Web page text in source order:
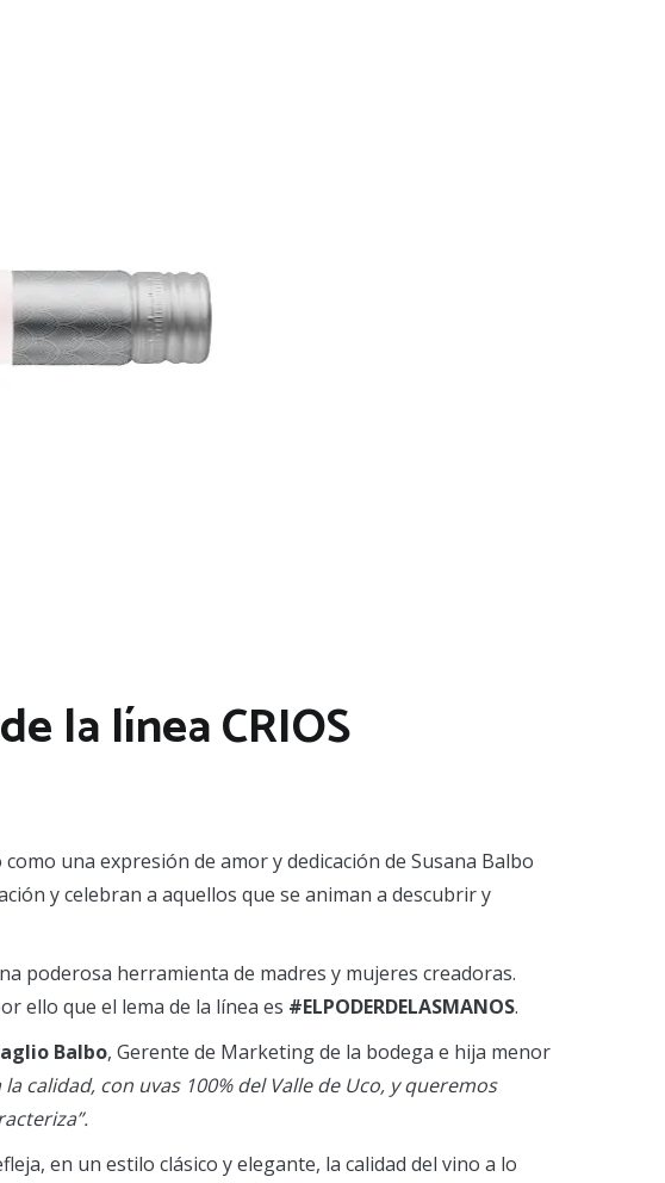
la línea CRIOS
una expresión de amor y dedicación de Susana Balbo
y celebran a aquellos que se animan a descubrir y
poderosa herramienta de madres y mujeres creadoras.
ello que el lema de la línea es #ELPODERDELASMANOS.
Balbo, Gerente de Marketing de la bodega e hija menor
calidad, con uvas 100% del Valle de Uco, y queremos
en un estilo clásico y elegante, la calidad del vino a lo